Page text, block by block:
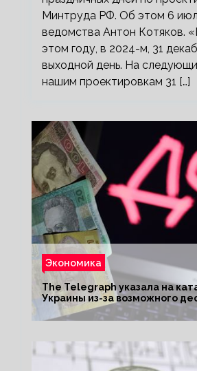
Минтруда РФ. Об этом 6
ведомства Антон Котяков.
этом году, в 2024-м, 31
выходной день. На
нашим проектировкам 31 […]
Экономика
The Telegraph указала на
Украины из-за возможного